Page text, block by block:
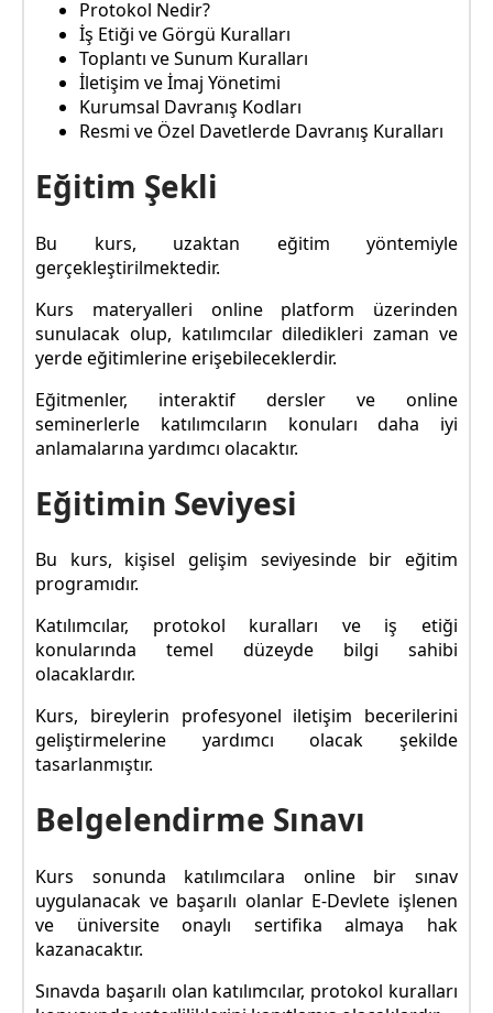
Protokol Nedir?
İş Etiği ve Görgü Kuralları
Toplantı ve Sunum Kuralları
İletişim ve İmaj Yönetimi
Kurumsal Davranış Kodları
Resmi ve Özel Davetlerde Davranış Kuralları
Eğitim Şekli
Bu kurs, uzaktan eğitim yöntemiyle
gerçekleştirilmektedir.
Kurs materyalleri online platform üzerinden
sunulacak olup, katılımcılar diledikleri zaman ve
yerde eğitimlerine erişebileceklerdir.
Eğitmenler, interaktif dersler ve online
seminerlerle katılımcıların konuları daha iyi
anlamalarına yardımcı olacaktır.
Eğitimin Seviyesi
Bu kurs, kişisel gelişim seviyesinde bir eğitim
programıdır.
Katılımcılar, protokol kuralları ve iş etiği
konularında temel düzeyde bilgi sahibi
olacaklardır.
Kurs, bireylerin profesyonel iletişim becerilerini
geliştirmelerine yardımcı olacak şekilde
tasarlanmıştır.
Belgelendirme Sınavı
Kurs sonunda katılımcılara online bir sınav
uygulanacak ve başarılı olanlar E-Devlete işlenen
ve üniversite onaylı sertifika almaya hak
kazanacaktır.
Sınavda başarılı olan katılımcılar, protokol kuralları